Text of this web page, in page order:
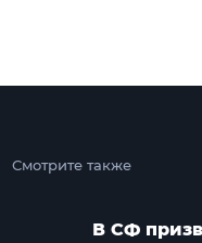
Смотрите также
В СФ